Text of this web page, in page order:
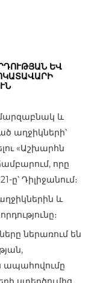
ԵՎ
և
աղջիկների՝
«Աշխարհն
որը
ը՝ Դիլիջանում։
և
ներառում են
ապահովումը